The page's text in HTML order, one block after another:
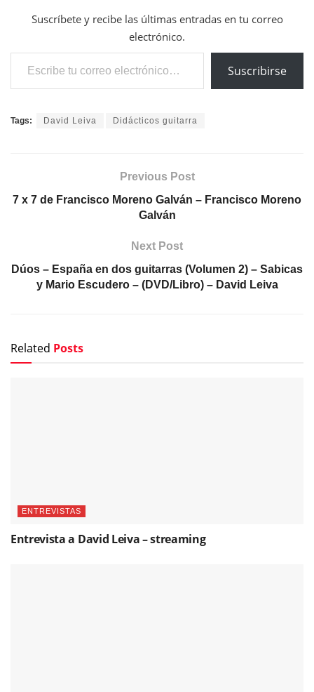
Suscríbete y recibe las últimas entradas en tu correo
electrónico.
Escribe tu correo electrónico…
Suscribirse
Tags: David Leiva Didácticos guitarra
Previous Post
7 x 7 de Francisco Moreno Galván – Francisco Moreno
Galván
Next Post
Dúos – España en dos guitarras (Volumen 2) – Sabicas
y Mario Escudero – (DVD/Libro) – David Leiva
Related Posts
ENTREVISTAS
Entrevista a David Leiva – streaming